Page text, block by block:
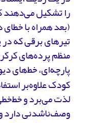
را تشکیل می‌دهند
(بعد همراه با
تیرهای برقی که
منظم پرده‌های
پارچه‌ای، خط‌های
کودک علاوه‌بر
لذت می‌برد و
وصف‌ناشدنی دارد و